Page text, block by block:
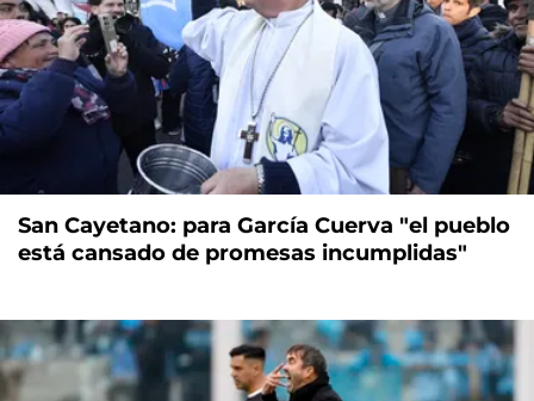
San Cayetano: para García Cuerva "el pueblo
está cansado de promesas incumplidas"